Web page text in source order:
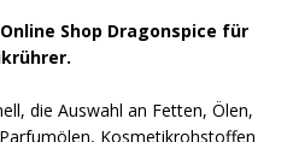
Shop Dragonspice für
die Auswahl an Fetten, Ölen,
Kosmetikrohstoffen